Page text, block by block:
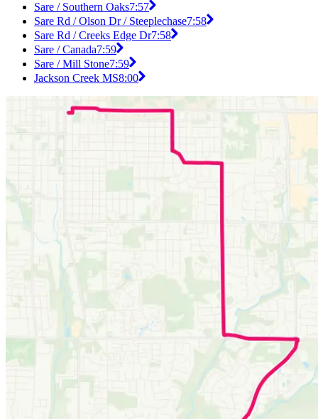
Sare / Southern Oaks7:57
Sare Rd / Olson Dr / Steeplechase7:58
Sare Rd / Creeks Edge Dr7:58
Sare / Canada7:59
Sare / Mill Stone7:59
Jackson Creek MS8:00